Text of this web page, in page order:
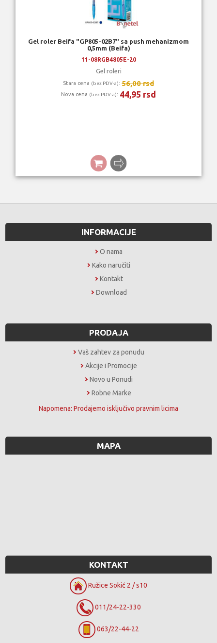
Gel roler Beifa "GP805-02B7" sa push mehanizmom
0,5mm (Beifa)
11-08RGB4805E-20
Gel roleri
Stara cena (bez PDV-a): 56,00 rsd
Nova cena (bez PDV-a): 44,95 rsd
INFORMACIJE
O nama
Kako naručiti
Kontakt
Download
PRODAJA
Vaš zahtev za ponudu
Akcije i Promocije
Novo u Ponudi
Robne Marke
Napomena: Prodajemo isključivo pravnim licima
MAPA
KONTAKT
Ružice Sokić 2 / s10
011/24-22-330
063/22-44-22